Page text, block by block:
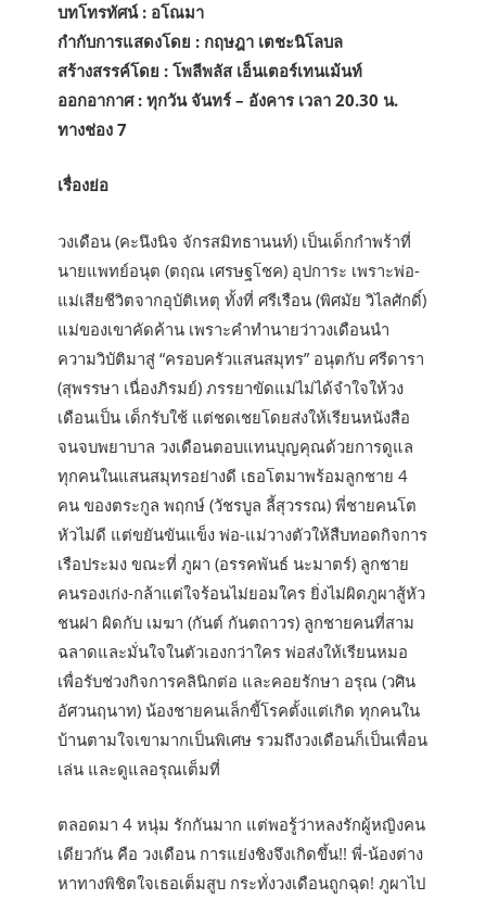
บทโทรทัศน์ : อโณมา
กำกับการแสดงโดย : กฤษฎา เตชะนิโลบล
สร้างสรรค์โดย : โพลีพลัส เอ็นเตอร์เทนเม้นท์
ออกอากาศ : ทุกวัน จันทร์ – อังคาร เวลา 20.30 น.
ทางช่อง 7
เรื่องย่อ
วงเดือน (คะนึงนิจ จักรสมิทธานนท์) เป็นเด็กกำพร้าที่
นายแพทย์อนุต (ตฤณ เศรษฐโชค) อุปการะ เพราะพ่อ-
แม่เสียชีวิตจากอุบัติเหตุ ทั้งที่ ศรีเรือน (พิศมัย วิไลศักดิ์)
แม่ของเขาคัดค้าน เพราะคำทำนายว่าวงเดือนนำ
ความวิบัติมาสู่ “ครอบครัวแสนสมุทร” อนุตกับ ศรีดารา
(สุพรรษา เนื่องภิรมย์) ภรรยาขัดแม่ไม่ได้จำใจให้วง
เดือนเป็น เด็กรับใช้ แต่ชดเชยโดยส่งให้เรียนหนังสือ
จนจบพยาบาล วงเดือนตอบแทนบุญคุณด้วยการดูแล
ทุกคนในแสนสมุทรอย่างดี เธอโตมาพร้อมลูกชาย 4
คน ของตระกูล พฤกษ์ (วัชรบูล ลี้สุวรรณ) พี่ชายคนโต
หัวไม่ดี แต่ขยันขันแข็ง พ่อ-แม่วางตัวให้สืบทอดกิจการ
เรือประมง ขณะที่ ภูผา (อรรคพันธ์ นะมาตร์) ลูกชาย
คนรองเก่ง-กล้าแต่ใจร้อนไม่ยอมใคร ยิ่งไม่ผิดภูผาสู้หัว
ชนฝา ผิดกับ เมฆา (กันต์ กันตถาวร) ลูกชายคนที่สาม
ฉลาดและมั่นใจในตัวเองกว่าใคร พ่อส่งให้เรียนหมอ
เพื่อรับช่วงกิจการคลินิกต่อ และคอยรักษา อรุณ (วศิน
อัศวนฤนาท) น้องชายคนเล็กขี้โรคตั้งแต่เกิด ทุกคนใน
บ้านตามใจเขามากเป็นพิเศษ รวมถึงวงเดือนก็เป็นเพื่อน
เล่น และดูแลอรุณเต็มที่
ตลอดมา 4 หนุ่ม รักกันมาก แต่พอรู้ว่าหลงรักผู้หญิงคน
เดียวกัน คือ วงเดือน การแย่งชิงจึงเกิดขึ้น!! พี่-น้องต่าง
หาทางพิชิตใจเธอเต็มสูบ กระทั่งวงเดือนถูกฉุด! ภูผาไป